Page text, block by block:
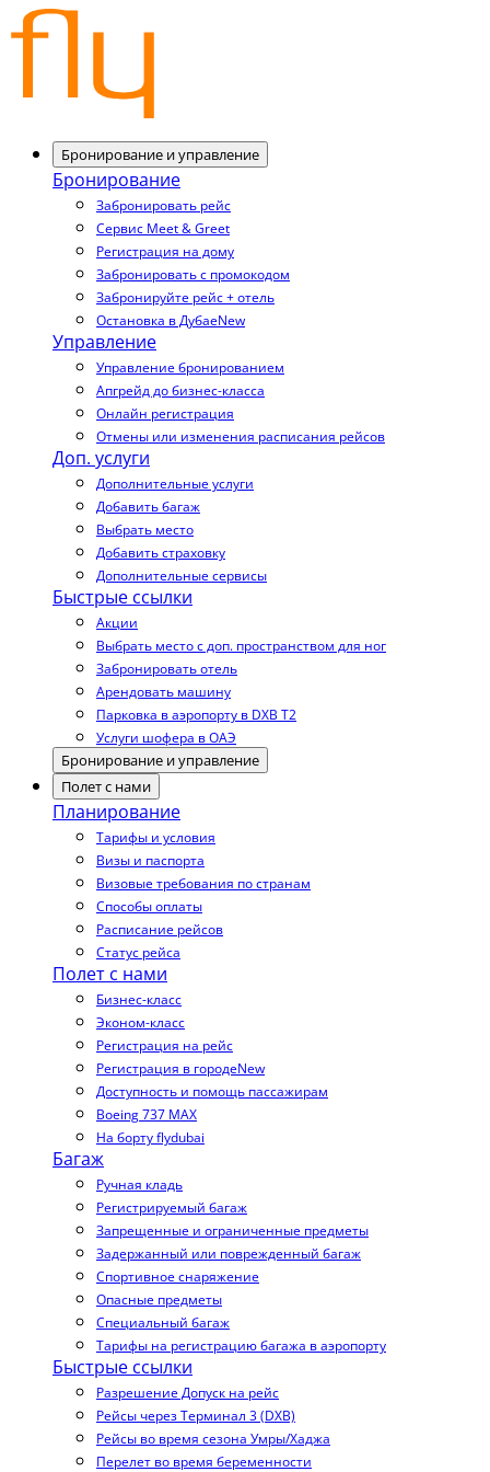
Бронирование и управление
Бронирование
Забронировать рейс
Сервис Meet & Greet
Регистрация на дому
Забронировать с промокодом
Забронируйте рейс + отель
Остановка в ДубаеNew
Управление
Управление бронированием
Апгрейд до бизнес-класса
Онлайн регистрация
Отмены или изменения расписания рейсов
Доп. услуги
Дополнительные услуги
Добавить багаж
Выбрать место
Добавить страховку
Дополнительные сервисы
Быстрые ссылки
Акции
Выбрать место с доп. пространством для ног
Забронировать отель
Арендовать машину
Парковка в аэропорту в DXB T2
Услуги шофера в ОАЭ
Бронирование и управление
Полет с нами
Планирование
Тарифы и условия
Визы и паспорта
Визовые требования по странам
Способы оплаты
Расписание рейсов
Статус рейса
Полет с нами
Бизнес-класс
Эконом-класс
Регистрация на рейс
Регистрация в городеNew
Доступность и помощь пассажирам
Boeing 737 MAX
На борту flydubai
Багаж
Ручная кладь
Регистрируемый багаж
Запрещенные и ограниченные предметы
Задержанный или поврежденный багаж
Спортивное снаряжение
Опасные предметы
Специальный багаж
Тарифы на регистрацию багажа в аэропорту
Быстрые ссылки
Разрешение Допуск на рейс
Рейсы через Терминал 3 (DXB)
Рейсы во время сезона Умры/Хаджа
Перелет во время беременности